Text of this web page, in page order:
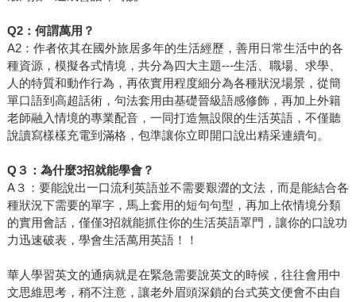
Q2：何謂萬用？
A2：作者依其在國外旅居多年的生活經歷，善用日常生活中的各
種資源，模擬各式情境，共分為四大主題---生活、職場、求學、
人的特質和動作行為，再依實用程度細分為各種狀況場景，從簡
單口語到高超話術，句法套用由基礎晉級語感修飾，再加上外籍
老師融入情境的專業配音，一同打造無設限的生活英語，不僅聽
說讀寫樣樣充電到滿格，包準讓你立即開口說出精采連續句。
Q３：為什麼3招就能學會？
A３：要能說出一口流利英語並不需要艱澀的文法，而是能結合各
種狀況下需要的單字，馬上套用的短句句型，再加上依情境分類
的實用會話，僅僅3招就能抓住你的生活英語罩門，讓你的口說功
力迅速破表，學會生活萬用英語！！
華人學習英文的通病就是在緊急需要說英文的時候，往往會用中
文思維思考，稍不注意，讓老外眉頭深鎖的台式英文便會不由自